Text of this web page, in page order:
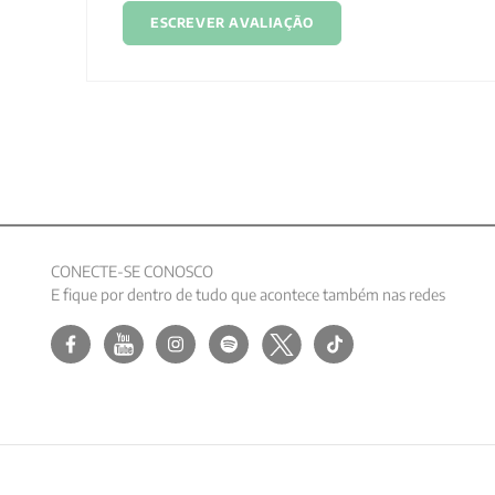
ESCREVER AVALIAÇÃO
CONECTE-SE CONOSCO
E fique por dentro de tudo que acontece também nas redes